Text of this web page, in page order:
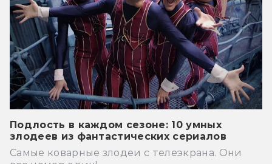
Подлость в каждом сезоне: 10 умных
злодеев из фантастических сериалов
Самые коварные злодеи с телеэкрана. Они